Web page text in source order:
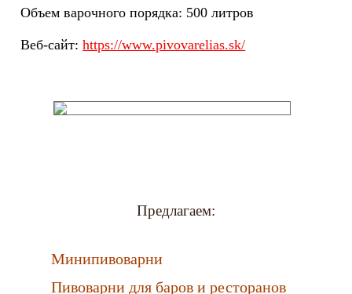
Объем варочного порядка: 500 литров
Веб-сайт:https://www.pivovarelias.sk/
Предлагаем:
Минипивоварни
Пивоварни для баров и ресторанов